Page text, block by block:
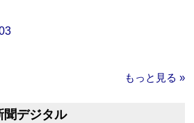
もっと見る »
聞デジタル